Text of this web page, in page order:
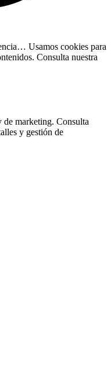
Usamos cookies para
Consulta nuestra
de marketing. Consulta
y gestión de